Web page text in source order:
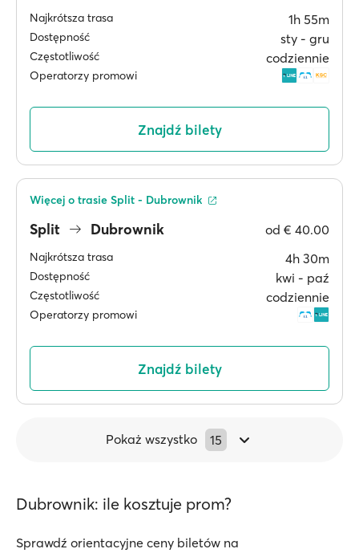
Najkrótsza trasa 1h 55m
Dostępność sty ‐ gru
Częstotliwość codziennie
Operatorzy promowi
Znajdź bilety
Split Dubrownik od € 40.00
Najkrótsza trasa 4h 30m
Dostępność kwi ‐ paź
Częstotliwość codziennie
Operatorzy promowi
Więcej o trasie Split - Dubrownik
Znajdź bilety
Pokaż wszystko 15
Dubrownik: ile kosztuje prom?
Sprawdź orientacyjne ceny biletów na